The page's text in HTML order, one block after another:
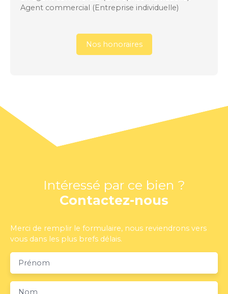
Agent commercial (Entreprise individuelle)
Nos honoraires
Intéressé par ce bien ?
Contactez-nous
Merci de remplir le formulaire, nous reviendrons vers
vous dans les plus brefs délais.
Prénom
Nom